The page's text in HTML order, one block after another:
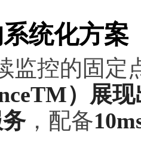
统化方案
监控的固定
）展
，配备